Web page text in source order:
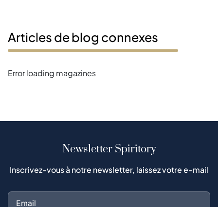
Articles de blog connexes
Error loading magazines
Newsletter Spiritory
Inscrivez-vous à notre newsletter, laissez votre e-mail